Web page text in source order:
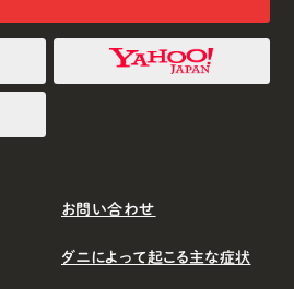
お問い合わせ
ダニによって起こる主な症状